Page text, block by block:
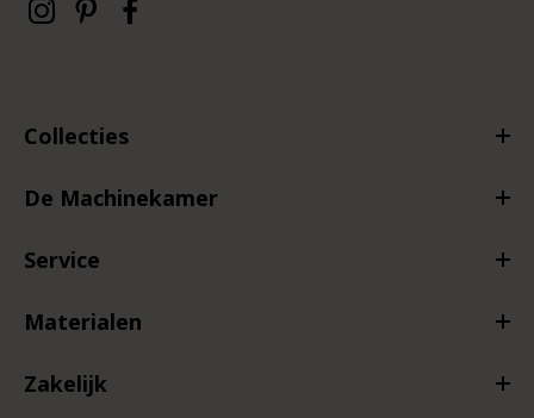
Collecties
De Machinekamer
Service
Materialen
Zakelijk